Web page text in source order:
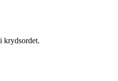
krydsordet.